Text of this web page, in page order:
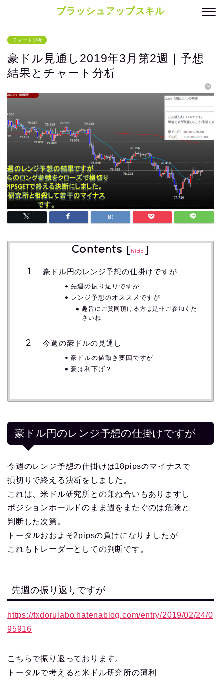
ブラッシュアップスキル
チャート分析
豪ドル見通し2019年3月第2週｜予想
結果とチャート分析
Contents [hide ]
豪ドル円のレンジ予想の仕掛けですが
先週の振り返りですが
レンジ予想のオススメですが
趣旨にご賛同頂ける方は是非ご参加くだ
さいね
今週の豪ドルの見通し
豪ドルの値動き要因ですが
豪は利下げ？
豪ドル円のレンジ予想の仕掛けですが
今週のレンジ予想の仕掛けは18pipsのマイナスで
損切りで終える決断をしました。
これは、米ドル研究所との兼ね合いもありますし
ポジションホールドのまま週をまたぐのは危険と
判断した次第。
トータルおおよそ2pipsの負けになりましたが
これもトレーダーとしての判断です。
先週の振り返りですが
https://fxdorulabo.hatenablog.com/entry/2019/02/24/0
95916
こちらで振り返っております。
トータルで考えると米ドル研究所の薄利